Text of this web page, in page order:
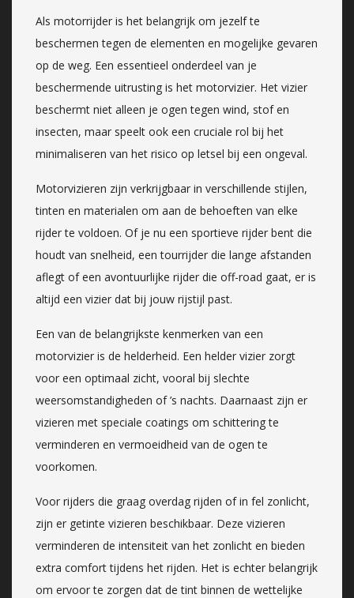
Als motorrijder is het belangrijk om jezelf te
beschermen tegen de elementen en mogelijke gevaren
op de weg. Een essentieel onderdeel van je
beschermende uitrusting is het motorvizier. Het vizier
beschermt niet alleen je ogen tegen wind, stof en
insecten, maar speelt ook een cruciale rol bij het
minimaliseren van het risico op letsel bij een ongeval.
Motorvizieren zijn verkrijgbaar in verschillende stijlen,
tinten en materialen om aan de behoeften van elke
rijder te voldoen. Of je nu een sportieve rijder bent die
houdt van snelheid, een tourrijder die lange afstanden
aflegt of een avontuurlijke rijder die off-road gaat, er is
altijd een vizier dat bij jouw rijstijl past.
Een van de belangrijkste kenmerken van een
motorvizier is de helderheid. Een helder vizier zorgt
voor een optimaal zicht, vooral bij slechte
weersomstandigheden of ’s nachts. Daarnaast zijn er
vizieren met speciale coatings om schittering te
verminderen en vermoeidheid van de ogen te
voorkomen.
Voor rijders die graag overdag rijden of in fel zonlicht,
zijn er getinte vizieren beschikbaar. Deze vizieren
verminderen de intensiteit van het zonlicht en bieden
extra comfort tijdens het rijden. Het is echter belangrijk
om ervoor te zorgen dat de tint binnen de wettelijke